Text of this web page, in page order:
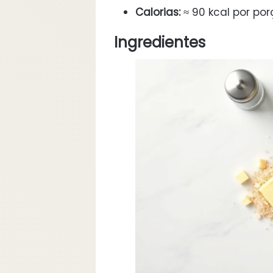
Calorias:≈ 90 kcal por
Ingredientes